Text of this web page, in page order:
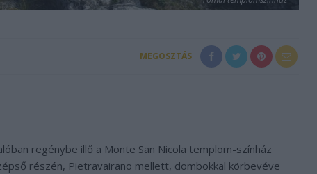
MEGOSZTÁS
regénybe illő a Monte San Nicola templom-színház
részén, Pietravairano mellett, dombokkal körbevéve